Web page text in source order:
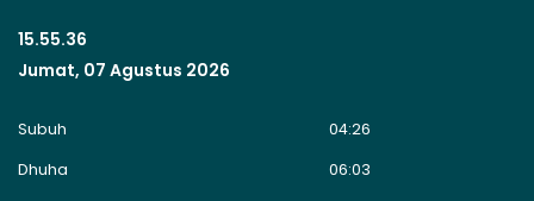
15.55.36
Jumat, 07 Agustus 2026
Subuh
04:26
Dhuha
06:03